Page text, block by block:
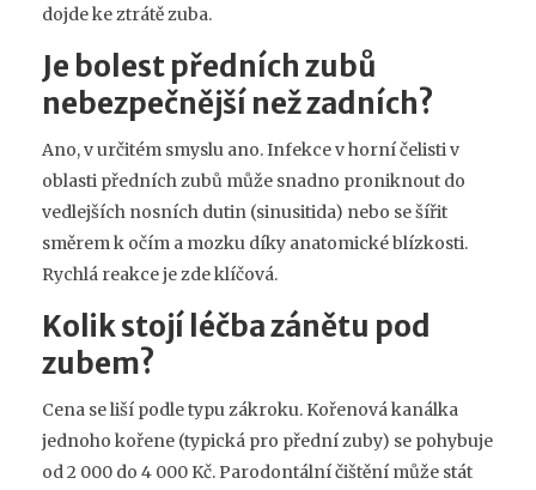
dojde ke ztrátě zuba.
Je bolest předních zubů
nebezpečnější než zadních?
Ano, v určitém smyslu ano. Infekce v horní čelisti v
oblasti předních zubů může snadno proniknout do
vedlejších nosních dutin (sinusitida) nebo se šířit
směrem k očím a mozku díky anatomické blízkosti.
Rychlá reakce je zde klíčová.
Kolik stojí léčba zánětu pod
zubem?
Cena se liší podle typu zákroku. Kořenová kanálka
jednoho kořene (typická pro přední zuby) se pohybuje
od 2 000 do 4 000 Kč. Parodontální čištění může stát